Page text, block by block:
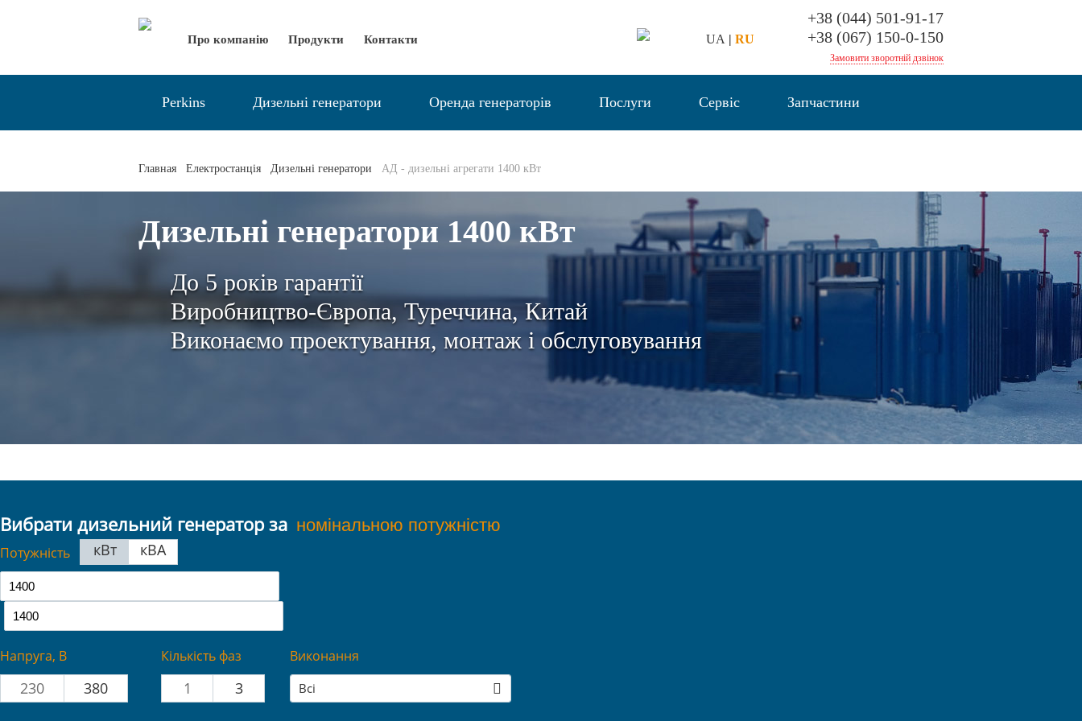
Про компанію Продукти Контакти UA | RU
+38 (044) 501-91-17
+38 (067) 150-0-150
Замовити зворотній дзвінок
Perkins Дизельні генератори Оренда генераторів Послуги Сервіс Запчастини
Главная Електростанція Дизельні генератори АД - дизельні агрегати 1400 кВт
Дизельні генератори 1400 кВт
До 5 років гарантії
Виробництво-Європа, Туреччина, Китай
Виконаємо проектування, монтаж і обслуговування
Вибрати дизельний генератор за
Потужність кВт кВА
Напруга, В
230 380
Кількість фаз
1 3
Виконання
Всі